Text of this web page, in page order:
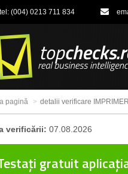
tel: (004) 0213 711 834
pagină detalii verificare
verificării: 07.08.2026
gratuit